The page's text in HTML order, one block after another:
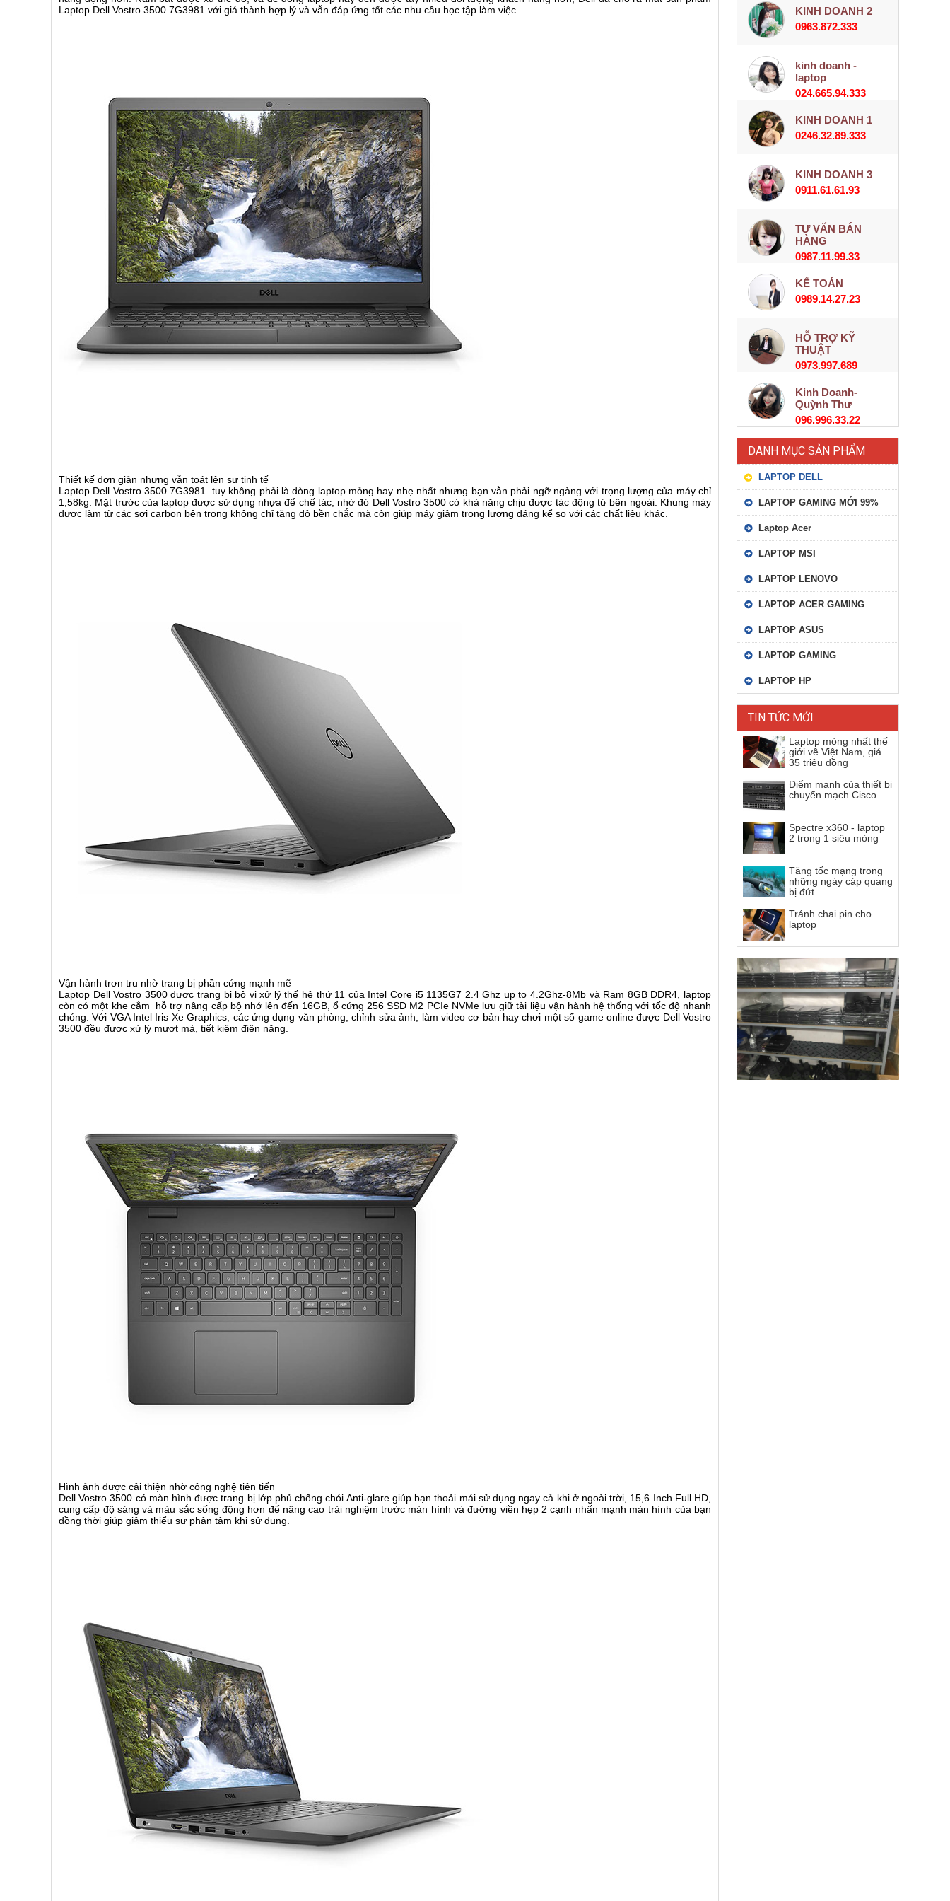
Laptop Dell Vostro 3500 7G3981 với giá thành hợp lý và vẫn đáp ứng tốt các nhu cầu học tập làm việc.
Thiết kế đơn giản nhưng vẫn toát lên sự tinh tế
Laptop Dell Vostro 3500 7G3981 tuy không phải là dòng laptop mỏng hay nhẹ nhất nhưng bạn vẫn phải ngỡ ngàng với trọng lượng của máy chỉ
1,58kg. Mặt trước của laptop được sử dụng nhựa để chế tác, nhờ đó Dell Vostro 3500 có khả năng chịu được tác động từ bên ngoài. Khung máy
được làm từ các sợi carbon bên trong không chỉ tăng độ bền chắc mà còn giúp máy giảm trọng lượng đáng kể so với các chất liệu khác.
Vận hành trơn tru nhờ trang bị phần cứng mạnh mẽ
Laptop Dell Vostro 3500 được trang bị bộ vi xử lý thế hệ thứ 11 của Intel Core i5 1135G7 2.4 Ghz up to 4.2Ghz-8Mb và Ram 8GB DDR4, laptop
còn có một khe cắm hỗ trợ nâng cấp bộ nhớ lên đến 16GB, ổ cứng 256 SSD M2 PCIe NVMe lưu giữ tài liệu vận hành hệ thống với tốc độ nhanh
chóng. Với VGA Intel Iris Xe Graphics, các ứng dụng văn phòng, chỉnh sửa ảnh, làm video cơ bản hay chơi một số game online được Dell Vostro
3500 đều được xử lý mượt mà, tiết kiệm điện năng.
Hình ảnh được cải thiện nhờ công nghệ tiên tiến
Dell Vostro 3500 có màn hình được trang bị lớp phủ chống chói Anti-glare giúp bạn thoải mái sử dụng ngay cả khi ở ngoài trời, 15,6 Inch Full HD,
cung cấp độ sáng và màu sắc sống động hơn để nâng cao trải nghiệm trước màn hình và đường viền hẹp 2 cạnh nhấn mạnh màn hình của bạn
đồng thời giúp giảm thiểu sự phân tâm khi sử dụng.
KINH DOANH 2
0963.872.333
kinh doanh -
laptop
024.665.94.333
KINH DOANH 1
0246.32.89.333
KINH DOANH 3
0911.61.61.93
TƯ VẤN BÁN
HÀNG
0987.11.99.33
KẾ TOÁN
0989.14.27.23
HỖ TRỢ KỸ
THUẬT
0973.997.689
Kinh Doanh-
Quỳnh Thư
096.996.33.22
DANH MỤC SẢN PHẨM
LAPTOP DELL
LAPTOP GAMING MỚI 99%
Laptop Acer
LAPTOP MSI
LAPTOP LENOVO
LAPTOP ACER GAMING
LAPTOP ASUS
LAPTOP GAMING
LAPTOP HP
TIN TỨC MỚI
Laptop mỏng nhất thế
giới về Việt Nam, giá
35 triệu đồng
Điểm mạnh của thiết bị
chuyển mạch Cisco
Spectre x360 - laptop
2 trong 1 siêu mỏng
Tăng tốc mạng trong
những ngày cáp quang
bị đứt
Tránh chai pin cho
laptop